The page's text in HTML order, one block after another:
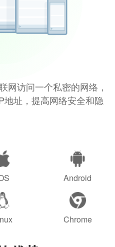
网访问一个私密的网络，
址，提高网络安全和隐
Android
Chrome